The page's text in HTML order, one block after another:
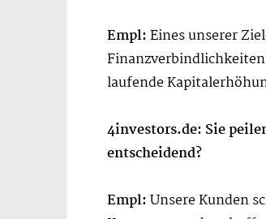
Empl:Eines unserer
laufende
4investors.de: Sie
entscheidend?
Empl:Unsere Kunden